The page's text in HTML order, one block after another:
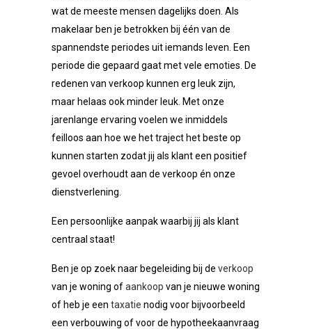
wat de meeste mensen dagelijks doen. Als
makelaar ben je betrokken bij één van de
spannendste periodes uit iemands leven. Een
periode die gepaard gaat met vele emoties. De
redenen van verkoop kunnen erg leuk zijn,
maar helaas ook minder leuk. Met onze
jarenlange ervaring voelen we inmiddels
feilloos aan hoe we het traject het beste op
kunnen starten zodat jij als klant een positief
gevoel overhoudt aan de verkoop én onze
dienstverlening.
Een persoonlijke aanpak waarbij jij als klant
centraal staat!
Ben je op zoek naar begeleiding bij de verkoop
van je woning ofaankoop van je nieuwe woning
of heb je een taxatie nodig voor bijvoorbeeld
een verbouwing of voor de hypotheekaanvraag